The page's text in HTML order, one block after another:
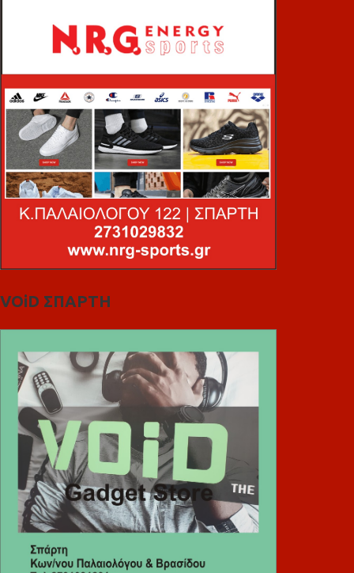
VOiD ΣΠΑΡΤΗ